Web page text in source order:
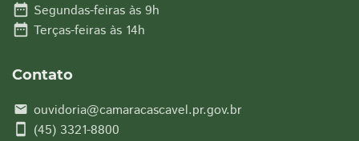
date_range Segundas-feiras às 9h
date_range Terças-feiras às 14h
Contato
email ouvidoria@camaracascavel.pr.gov.br
smartphone (45) 3321-8800